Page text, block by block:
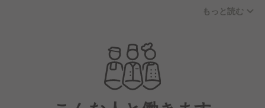
最大級の給食・ホスピタリティサービス企業です。
現在は三井物産100％子会社として、フードサービス
を中心に、オフィス、工場、学校、病院・福祉施設、
スタジアム・トレーニング施設など、多岐にわたる事
業を展開しています。
もっと読む